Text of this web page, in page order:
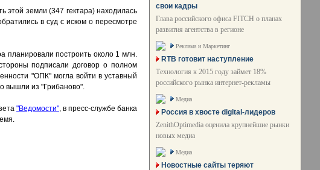
земли (347 гектара) находилась
в суд с иском о пересмотре
планировали построить около 1 млн.
подписали договор о полном
"ОПК" могла войти в уставный
вышли из "Грибаново".
"Ведомости", в пресс-службе банка
свои кадры
Глава российского офиса FITCH о планах
развития агентства в регионе
Реклама и Маркетинг
RTB готовит наступление
Технология к 2015 году займет 18%
российского рынка интернет-рекламы
Медиа
Россия в хвосте digital-лидеров
ZenithOptimedia оценила крупнейшие рынки
новых медиа
Медиа
Новостные сайты теряют